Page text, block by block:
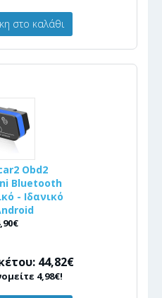
στο καλάθι
Obd2
Bluetooth
- Ιδανικό
44,82€
4,98€!